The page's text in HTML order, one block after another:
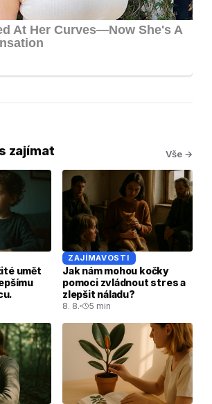
zajímat Vše →
umět
ZAJÍMAVOSTI
Jak nám mohou kočky
pomoci zvládnout stres a
zlepšit náladu?
8. 8. 5 min